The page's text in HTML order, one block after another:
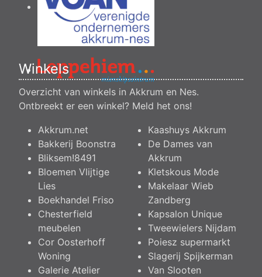
Winkels
Overzicht van winkels in Akkrum en Nes.
Ontbreekt er een winkel? Meld het ons!
Akkrum.net
Bakkerij Boonstra
Bliksem!8491
Bloemen Vlijtige
Lies
Boekhandel Friso
Chesterfield
meubelen
Cor Oosterhoff
Woning
Galerie Atelier
Kaashuys Akkrum
De Dames van
Akkrum
Kletskous Mode
Makelaar Wieb
Zandberg
Kapsalon Unique
Tweewielers Nijdam
Poiesz supermarkt
Slagerij Spijkerman
Van Slooten